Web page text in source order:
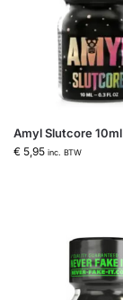
Amyl Slutcore 10ml
€ 5,95 inc. BTW